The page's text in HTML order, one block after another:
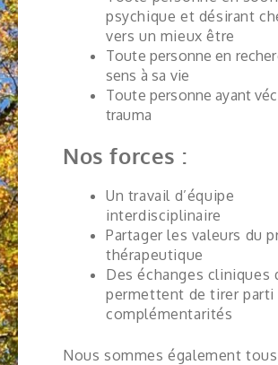
psychique et désirant
vers un mieux être
Toute personne en
sens à sa vie
Toute personne ayant
trauma
Nos forces :
Un travail d’équipe
interdisciplinaire
Partager les valeurs du
thérapeutique
Des échanges cliniques
permettent de tirer parti
complémentarités
Nous sommes également